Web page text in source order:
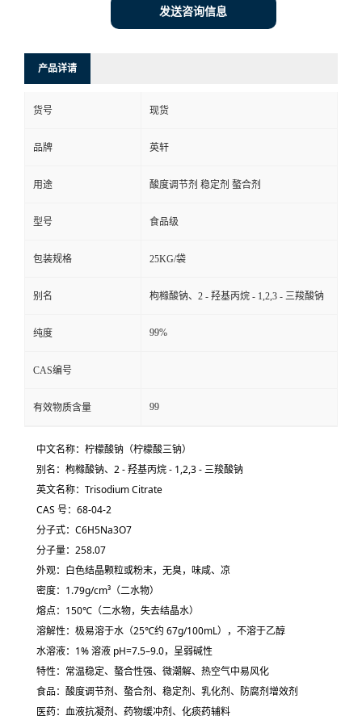
发送咨询信息
产品详请
货号 现货
品牌 英轩
用途 酸度调节剂 稳定剂 螯合剂
型号 食品级
包装规格 25KG/袋
别名 枸橼酸钠、2 - 羟基丙烷 - 1,2,3 - 三羧酸钠
纯度 99%
CAS编号
有效物质含量 99
中文名称：柠檬酸钠（柠檬酸三钠）
别名：枸橼酸钠、2 - 羟基丙烷 - 1,2,3 - 三羧酸钠
英文名称：Trisodium Citrate
CAS 号： 68-04-2
分子式： C6H5Na3O7
分子量：258.07
外观： 白色结晶颗粒或粉末，无臭，味咸、凉
密度：1.79g/cm³（二水物）
熔点：150℃（二水物，失去结晶水）
溶解性： 极易溶于水 （25℃约 67g/100mL），不溶于乙醇
水溶液：1% 溶液 pH=7.5–9.0，呈弱碱性
特性：常温稳定、 螯合性强、微潮解、热空气中易风化
食品： 酸度调节剂、螯合剂、稳定剂、乳化剂、防腐剂增效剂
医药： 血液抗凝剂、药物缓冲剂、化痰药辅料